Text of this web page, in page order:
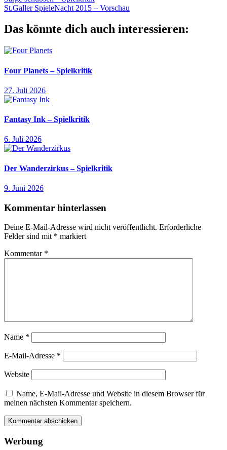
Beitrag:
Nächster
St.Galler SpieleNacht 2015 – Vorschau
Das könnte dich auch interessieren:
Four Planets – Spielkritik
27. Juli 2026
Fantasy Ink – Spielkritik
6. Juli 2026
Der Wanderzirkus – Spielkritik
9. Juni 2026
Kommentar hinterlassen
Deine E-Mail-Adresse wird nicht veröffentlicht. Erforderliche
Felder sind mit * markiert
Kommentar *
Name *
E-Mail-Adresse *
Website
Name, E-Mail-Adresse und Website in diesem Browser für
meinen nächsten Kommentar speichern.
Werbung